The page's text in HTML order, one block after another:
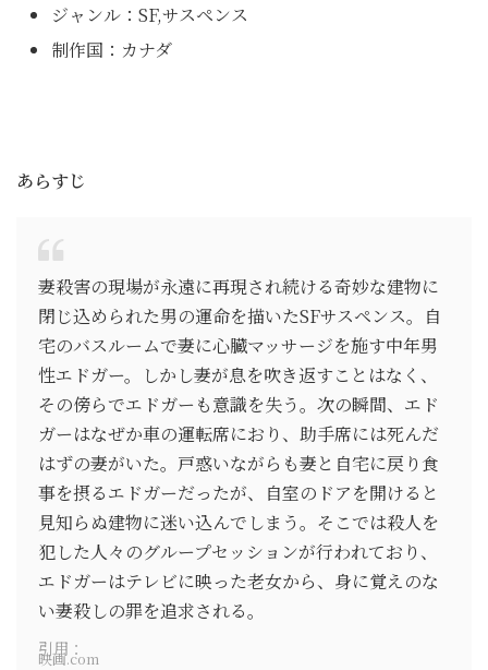
ジャンル：SF,サスペンス
制作国：カナダ
あらすじ
妻殺害の現場が永遠に再現され続ける奇妙な建物に
閉じ込められた男の運命を描いたSFサスペンス。自
宅のバスルームで妻に心臓マッサージを施す中年男
性エドガー。しかし妻が息を吹き返すことはなく、
その傍らでエドガーも意識を失う。次の瞬間、エド
ガーはなぜか車の運転席におり、助手席には死んだ
はずの妻がいた。戸惑いながらも妻と自宅に戻り食
事を摂るエドガーだったが、自室のドアを開けると
見知らぬ建物に迷い込んでしまう。そこでは殺人を
犯した人々のグループセッションが行われており、
エドガーはテレビに映った老女から、身に覚えのな
い妻殺しの罪を追求される。
引用：
映画.com